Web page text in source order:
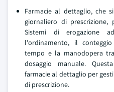
Farmacie al dettaglio, che
giornaliero di prescrizione,
Sistemi di erogazione
l'ordinamento, il
tempo e la manodopera
dosaggio manuale.
farmacie al dettaglio per
di prescrizione.